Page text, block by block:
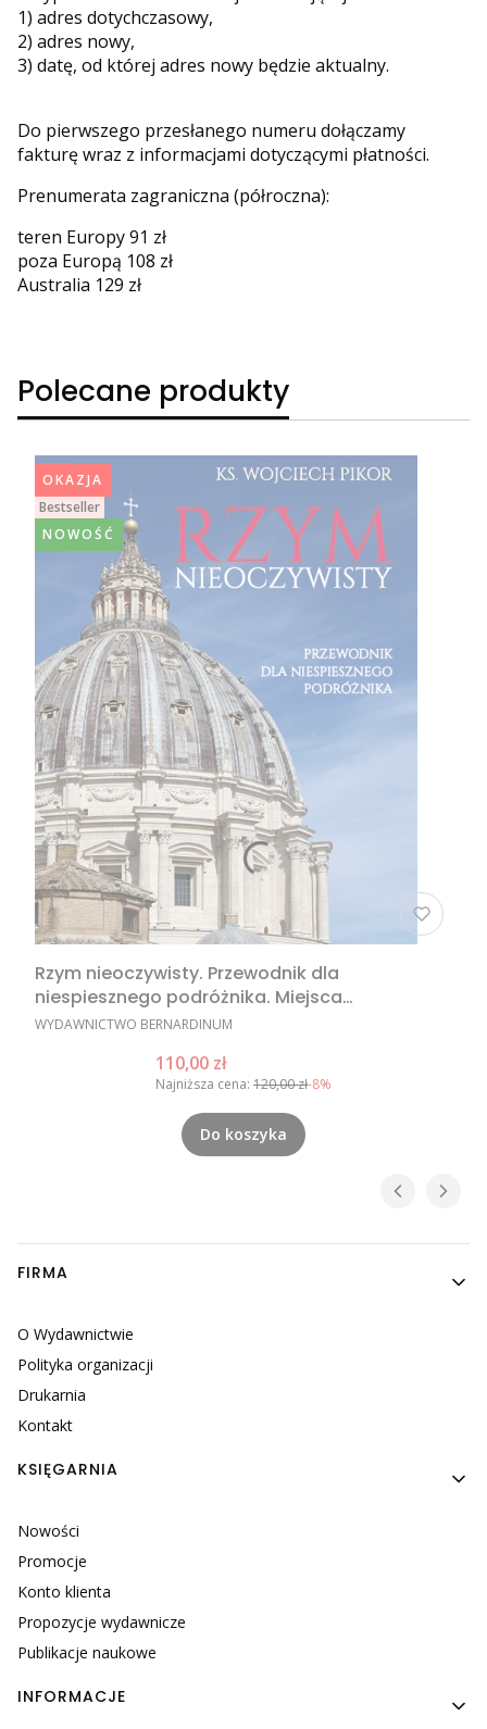
1) adres dotychczasowy,
2) adres nowy,
3) datę, od której adres nowy będzie aktualny.
Do pierwszego przesłanego numeru dołączamy
fakturę wraz z informacjami dotyczącymi płatności.
Prenumerata zagraniczna (półroczna):
teren Europy 91 zł
poza Europą 108 zł
Australia 129 zł
Polecane produkty
OKAZJA
Bestseller
NOWOŚĆ
Rzym nieoczywisty. Przewodnik dla
niespiesznego podróżnika. Miejsca
nieoczywiste w Rzymie, nietypowe atrakcje
PRODUCENT
WYDAWNICTWO BERNARDINUM
Cena promocyjna
110,00 zł
Najniższa cena: 120,00 zł-8%
Do koszyka
Linki w stopce
FIRMA
O Wydawnictwie
Polityka organizacji
Drukarnia
Kontakt
KSIĘGARNIA
Nowości
Promocje
Konto klienta
Propozycje wydawnicze
Publikacje naukowe
INFORMACJE